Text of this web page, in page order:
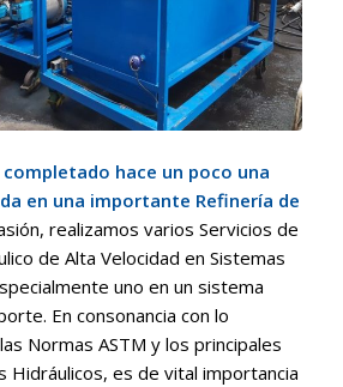
completado hace un poco una
en una importante Refinería de
realizamos varios Servicios de
de Alta Velocidad en Sistemas
uno en un sistema
En consonancia con lo
Normas ASTM y los principales
Hidráulicos, es de vital importancia